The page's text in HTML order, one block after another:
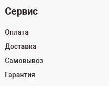
Сервис
Оплата
Доставка
Самовывоз
Гарантия